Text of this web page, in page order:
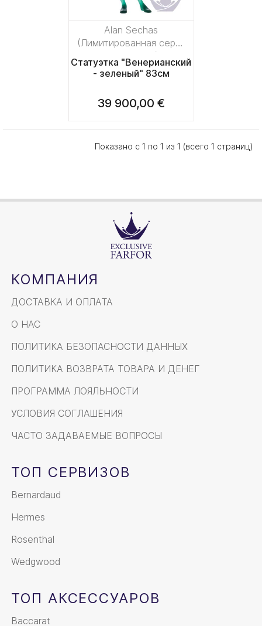
Alan Sechas
(Лимитированная серия
на 75 пред.)
Статуэтка "Венерианский
- зеленый" 83см
39 900,00 €
Показано с 1 по 1 из 1 (всего 1 страниц)
КОМПАНИЯ
ДОСТАВКА И ОПЛАТА
О НАС
ПОЛИТИКА БЕЗОПАСНОСТИ ДАННЫХ
ПОЛИТИКА ВОЗВРАТА ТОВАРА И ДЕНЕГ
ПРОГРАММА ЛОЯЛЬНОСТИ
УСЛОВИЯ СОГЛАШЕНИЯ
ЧАСТО ЗАДАВАЕМЫЕ ВОПРОСЫ
ТОП СЕРВИЗОВ
Bernardaud
Hermes
Rosenthal
Wedgwood
ТОП АКСЕССУАРОВ
Baccarat